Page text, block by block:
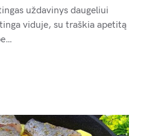
uždavinys daugeliui
viduje, su traškia apetitą